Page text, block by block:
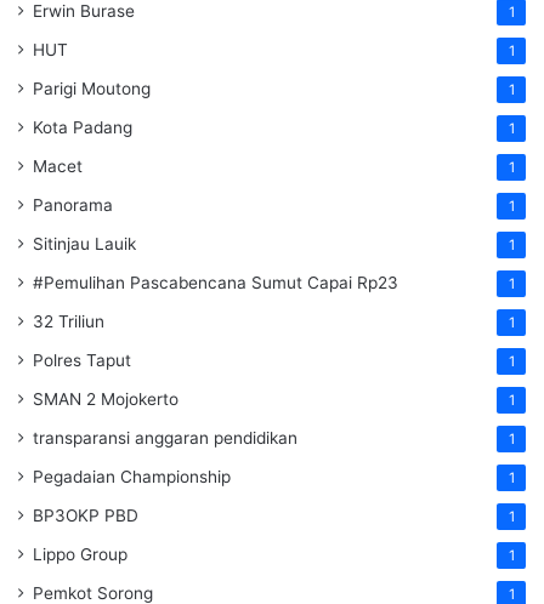
Erwin Burase 1
HUT 1
Parigi Moutong 1
Kota Padang 1
Macet 1
Panorama 1
Sitinjau Lauik 1
#Pemulihan Pascabencana Sumut Capai Rp23 1
32 Triliun 1
Polres Taput 1
SMAN 2 Mojokerto 1
transparansi anggaran pendidikan 1
Pegadaian Championship 1
BP3OKP PBD 1
Lippo Group 1
Pemkot Sorong 1